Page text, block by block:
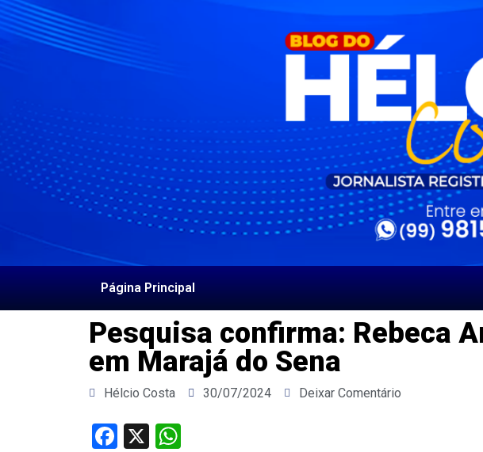
Página Principal
Pesquisa confirma: Rebeca
em Marajá do Sena
Hélcio Costa 30/07/2024 Deixar Comentário
Facebook
X